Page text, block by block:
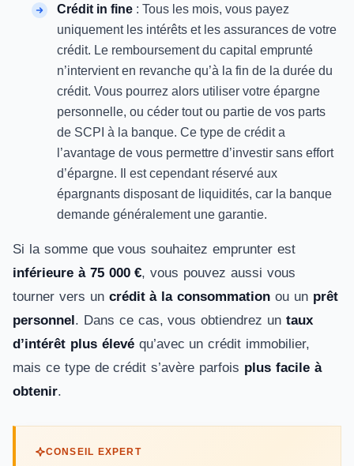
Crédit in fine : Tous les mois, vous payez
uniquement les intérêts et les assurances de votre
crédit. Le remboursement du capital emprunté
n’intervient en revanche qu’à la fin de la durée du
crédit. Vous pourrez alors utiliser votre épargne
personnelle, ou céder tout ou partie de vos parts
de SCPI à la banque. Ce type de crédit a
l’avantage de vous permettre d’investir sans effort
d’épargne. Il est cependant réservé aux
épargnants disposant de liquidités, car la banque
demande généralement une garantie.
Si la somme que vous souhaitez emprunter est
inférieure à 75 000 €, vous pouvez aussi vous
tourner vers un crédit à la consommation ou un prêt
personnel. Dans ce cas, vous obtiendrez un taux
d’intérêt plus élevéqu’avec un crédit immobilier,
mais ce type de crédit s’avère parfois plus facile à
obtenir.
CONSEIL EXPERT